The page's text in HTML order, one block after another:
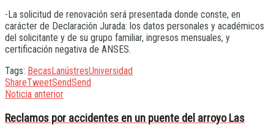
-La solicitud de renovación será presentada donde conste, en
carácter de Declaración Jurada: los datos personales y académicos
del solicitante y de su grupo familiar, ingresos mensuales, y
certificación negativa de ANSES.
Tags: BecasLanústresUniversidad
ShareTweetSendSend
Noticia anterior
Reclamos por accidentes en un puente del arroyo Las